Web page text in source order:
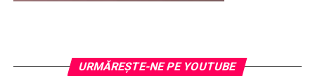
URMĂREŞTE-NE PE YOUTUBE